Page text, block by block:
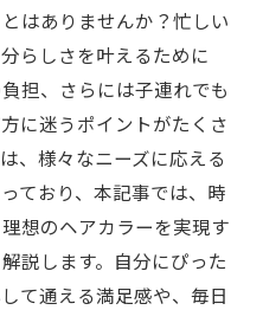
はありませんか？忙しい
らしさを叶えるために
担、さらには子連れでも
に迷うポイントがたくさ
、様々なニーズに応える
ており、本記事では、時
想のヘアカラーを実現す
説します。自分にぴった
て通える満足感や、毎日